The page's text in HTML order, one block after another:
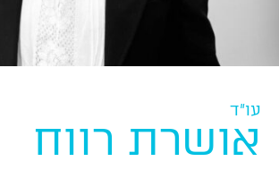
עו"ד
אושרת רווח